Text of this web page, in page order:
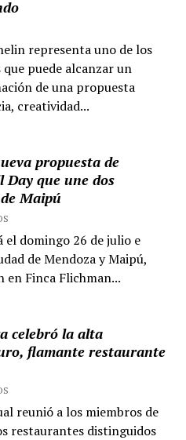
representa uno de los
puede alcanzar un
de una propuesta
creatividad...
propuesta de
que une dos
Maipú
el domingo 26 de julio e
de Mendoza y Maipú,
en Finca Flichman...
celebró la alta
flamante restaurante
reunió a los miembros de
restaurantes distinguidos